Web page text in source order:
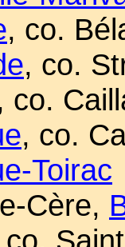
, co.
, co.
co.
, co.
Toirac
Cère,